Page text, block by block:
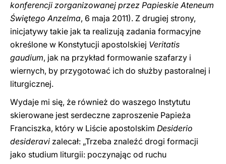
konferencji zorganizowanej przez Papieskie Ateneum
Świętego Anzelma, 6 maja 2011). Z drugiej strony,
inicjatywy takie jak ta realizują zadania formacyjne
określone w Konstytucji apostolskiej Veritatis
gaudium, jak na przykład formowanie szafarzy i
wiernych, by przygotować ich do służby pastoralnej i
liturgicznej.
Wydaje mi się, że również do waszego Instytutu
skierowane jest serdeczne zaproszenie Papieża
Franciszka, który w Liście apostolskim Desiderio
desideravi zalecał: „Trzeba znaleźć drogi formacji
jako studium liturgii: poczynając od ruchu